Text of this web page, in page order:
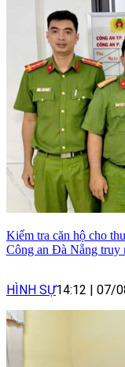
Kiểm tra căn hộ cho
Công an Đà Nẵng truy
HÌNH SỰ14:12 07/